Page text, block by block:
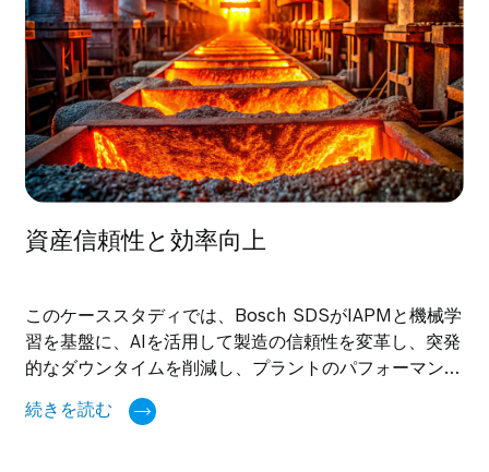
資産信頼性と効率向上
このケーススタディでは、Bosch SDSがIAPMと機械学
習を基盤に、AIを活用して製造の信頼性を変革し、突発
的なダウンタイムを削減し、プラントのパフォーマンス
を向上させた事例をご紹介します。
続きを読む